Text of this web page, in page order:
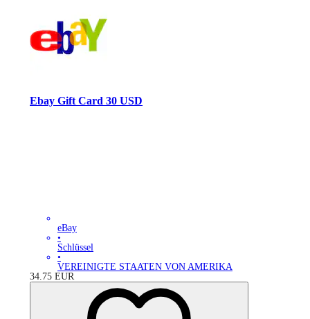
Ebay Gift Card 30 USD
eBay
•
Schlüssel
•
VEREINIGTE STAATEN VON AMERIKA
34.75 EUR